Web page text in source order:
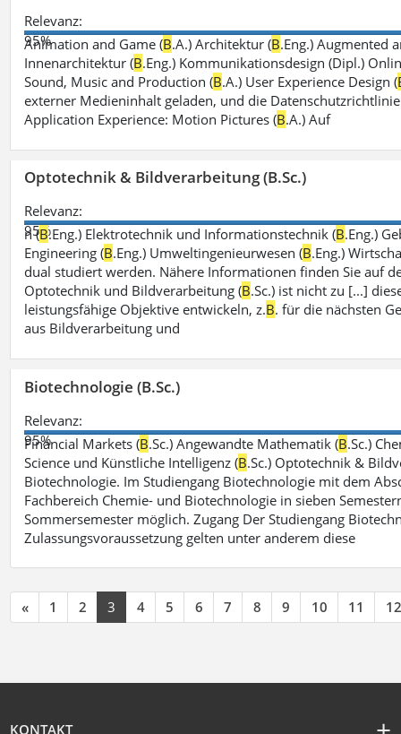
Relevanz:
95%
Animation and Game (B.A.) Architektur (B.Eng.) Augmented
Innenarchitektur (B.Eng.) Kommunikationsdesign (Dipl.)
Sound, Music and Production (B.A.) User Experience Design (
externer Medieninhalt geladen, und die
Application Experience: Motion Pictures (B.A.) Auf
Optotechnik & Bildverarbeitung (B.Sc.)
Relevanz:
95%
n (B.Eng.) Elektrotechnik und Informationstechnik (B.Eng.)
Engineering (B.Eng.) Umweltingenieurwesen (B.Eng.)
dual studiert werden. Nähere Informationen finden Sie auf
Optotechnik und Bildverarbeitung (B.Sc.) ist nicht zu [...]
leistungsfähige Objektive entwickeln, z.B. für die nächsten
aus Bildverarbeitung und
Biotechnologie (B.Sc.)
Relevanz:
95%
Financial Markets (B.Sc.) Angewandte Mathematik (B.Sc.)
Science und Künstliche Intelligenz (B.Sc.) Optotechnik &
Biotechnologie. Im Studiengang Biotechnologie mit dem
Fachbereich Chemie- und Biotechnologie in sieben
Sommersemester möglich. Zugang Der Studiengang
Zulassungsvoraussetzung gelten unter anderem diese
« 1 2 3 4 5 6 7 8 9 10 11 12
KONTAKT